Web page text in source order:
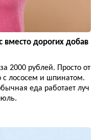
вместо дорогих добав
2000 рублей. Просто от
с лососем и шпинатом.
еда работает луч